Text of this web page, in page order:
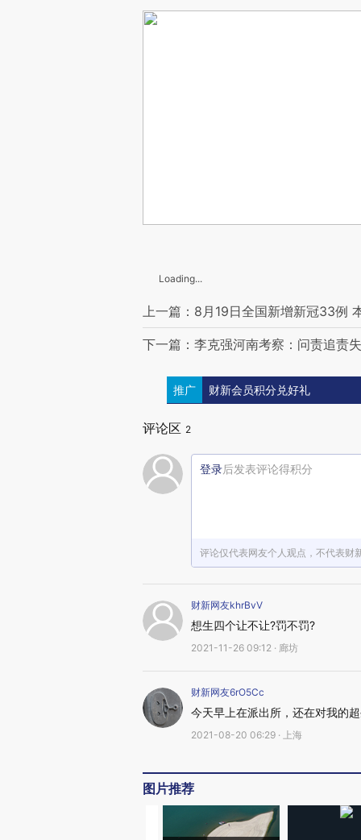
Loading...
上一篇：8月19日全国新增新冠33例
下一篇：李克强河南考察：问责追责
推广 财新会员积分兑好礼
评论区 2
登录后发表评论得积分
评论仅代表网友个人观点，不代表财
财新网友khrBvV
想生四个让不让?罚不罚?
2021-11-26 09:12 · 廊坊
财新网友6rO5Cc
今天早上在派出所，还在对我的
2021-08-20 06:29 · 上海
图片推荐